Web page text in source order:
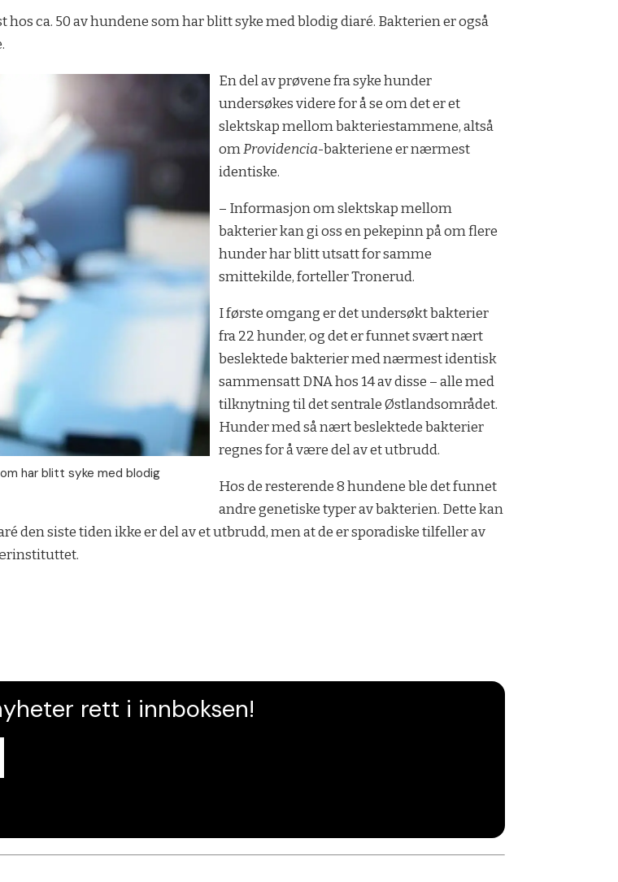
hos ca. 50 av hundene som har blitt syke med blodig diaré. Bakterien er også
har blitt syke med blodig
En del av prøvene fra syke hunder
undersøkes videre for å se om det er et
slektskap mellom bakteriestammene, altså
omProvidencia-bakteriene er nærmest
identiske.
– Informasjon om slektskap mellom
bakterier kan gi oss en pekepinn på om flere
hunder har blitt utsatt for samme
smittekilde, forteller Tronerud.
I første omgang er det undersøkt bakterier
fra 22 hunder, og det er funnet svært nært
beslektede bakterier med nærmest identisk
sammensatt DNA hos 14 av disse – alle med
tilknytning til det sentrale Østlandsområdet.
Hunder med så nært beslektede bakterier
regnes for å være del av et utbrudd.
Hos de resterende 8 hundene ble det funnet
andre genetiske typer av bakterien. Dette kan
den siste tiden ikke er del av et utbrudd, men at de er sporadiske tilfeller av
rett i innboksen!